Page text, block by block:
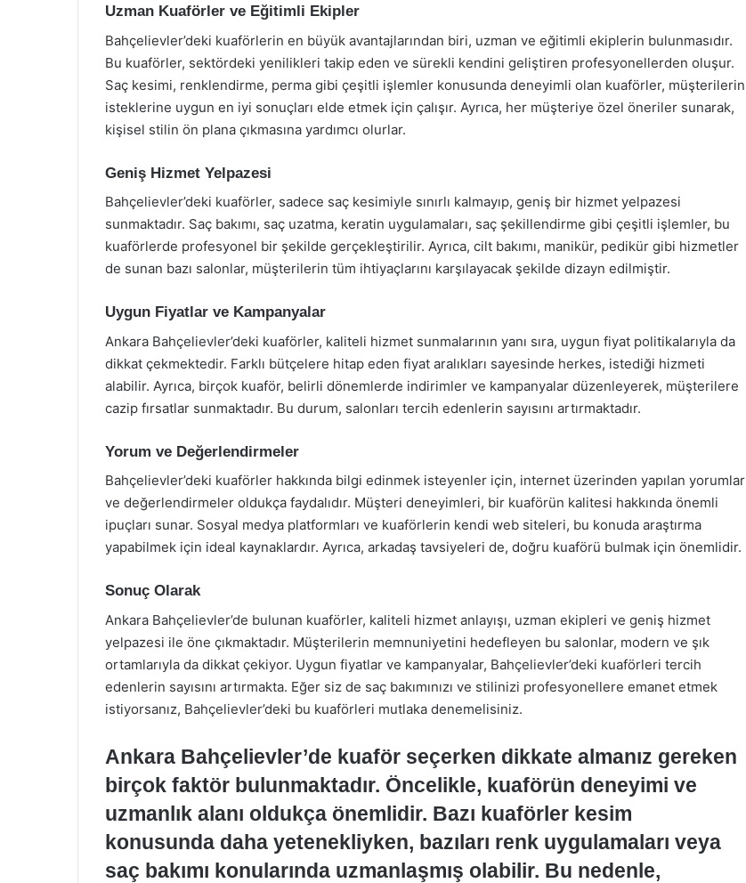
Uzman Kuaförler ve Eğitimli Ekipler
Bahçelievler’deki kuaförlerin en büyük avantajlarından biri, uzman ve eğitimli ekiplerin bulunmasıdır.
Bu kuaförler, sektördeki yenilikleri takip eden ve sürekli kendini geliştiren profesyonellerden oluşur.
Saç kesimi, renklendirme, perma gibi çeşitli işlemler konusunda deneyimli olan kuaförler, müşterilerin
isteklerine uygun en iyi sonuçları elde etmek için çalışır. Ayrıca, her müşteriye özel öneriler sunarak,
kişisel stilin ön plana çıkmasına yardımcı olurlar.
Geniş Hizmet Yelpazesi
Bahçelievler’deki kuaförler, sadece saç kesimiyle sınırlı kalmayıp, geniş bir hizmet yelpazesi
sunmaktadır. Saç bakımı, saç uzatma, keratin uygulamaları, saç şekillendirme gibi çeşitli işlemler, bu
kuaförlerde profesyonel bir şekilde gerçekleştirilir. Ayrıca, cilt bakımı, manikür, pedikür gibi hizmetler
de sunan bazı salonlar, müşterilerin tüm ihtiyaçlarını karşılayacak şekilde dizayn edilmiştir.
Uygun Fiyatlar ve Kampanyalar
Ankara Bahçelievler’deki kuaförler, kaliteli hizmet sunmalarının yanı sıra, uygun fiyat politikalarıyla da
dikkat çekmektedir. Farklı bütçelere hitap eden fiyat aralıkları sayesinde herkes, istediği hizmeti
alabilir. Ayrıca, birçok kuaför, belirli dönemlerde indirimler ve kampanyalar düzenleyerek, müşterilere
cazip fırsatlar sunmaktadır. Bu durum, salonları tercih edenlerin sayısını artırmaktadır.
Yorum ve Değerlendirmeler
Bahçelievler’deki kuaförler hakkında bilgi edinmek isteyenler için, internet üzerinden yapılan yorumlar
ve değerlendirmeler oldukça faydalıdır. Müşteri deneyimleri, bir kuaförün kalitesi hakkında önemli
ipuçları sunar. Sosyal medya platformları ve kuaförlerin kendi web siteleri, bu konuda araştırma
yapabilmek için ideal kaynaklardır. Ayrıca, arkadaş tavsiyeleri de, doğru kuaförü bulmak için önemlidir.
Sonuç Olarak
Ankara Bahçelievler’de bulunan kuaförler, kaliteli hizmet anlayışı, uzman ekipleri ve geniş hizmet
yelpazesi ile öne çıkmaktadır. Müşterilerin memnuniyetini hedefleyen bu salonlar, modern ve şık
ortamlarıyla da dikkat çekiyor. Uygun fiyatlar ve kampanyalar, Bahçelievler’deki kuaförleri tercih
edenlerin sayısını artırmakta. Eğer siz de saç bakımınızı ve stilinizi profesyonellere emanet etmek
istiyorsanız, Bahçelievler’deki bu kuaförleri mutlaka denemelisiniz.
Ankara Bahçelievler’de kuaför seçerken dikkate almanız gereken
birçok faktör bulunmaktadır. Öncelikle, kuaförün deneyimi ve
uzmanlık alanı oldukça önemlidir. Bazı kuaförler kesim
konusunda daha yetenekliyken, bazıları renk uygulamaları veya
saç bakımı konularında uzmanlaşmış olabilir. Bu nedenle,